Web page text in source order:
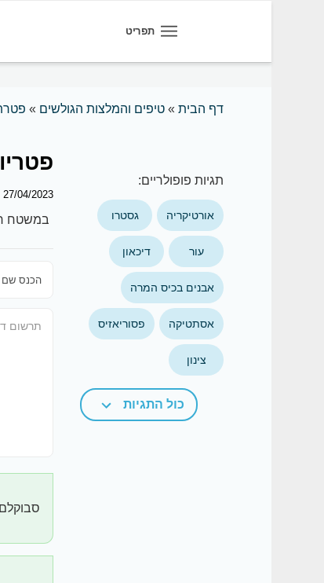
תפריט
דף הבית» טיפים והמלצות הגולשים »
תגיות פופולריים:
אורטיקריה גסטרו
עור דיכאון
אבנים בכיס המרה
אסתטיקה פסוריאזיס
צינון
כול התגיות
27/04/2023
במשטח
סבוקלם